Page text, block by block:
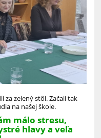
za zelený stôl. Začali tak
na našej škole.
málo stresu,
hlavy a veľa